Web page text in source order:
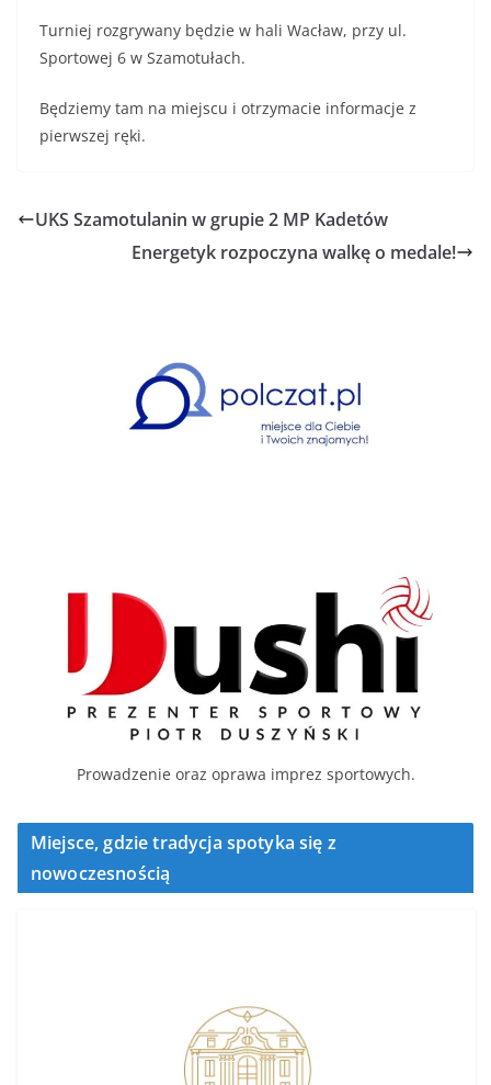
Turniej rozgrywany będzie w hali Wacław, przy ul.
Sportowej 6 w Szamotułach.
Będziemy tam na miejscu i otrzymacie informacje z
pierwszej ręki.
UKS Szamotulanin w grupie 2 MP Kadetów
Energetyk rozpoczyna walkę o medale!
Prowadzenie oraz oprawa imprez sportowych.
Miejsce, gdzie tradycja spotyka się z
nowoczesnością